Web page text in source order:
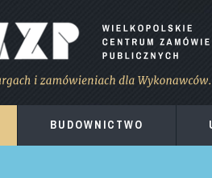
BUDOWNICTWO